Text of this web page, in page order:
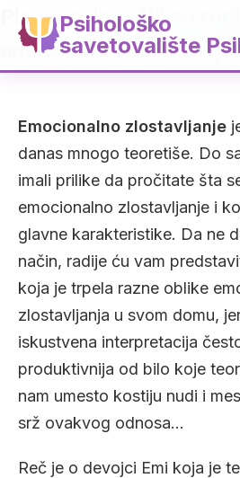
Psihološko
savetovalište
Pismo svima čiji su
emocionalni
Emocionalno zlostavljanje
danas mnogo teoretiše. Do
imali prilike da pročitate šta
emocionalno zlostavljanje i
glavne karakteristike. Da ne
način, radije ću vam
koja je trpela razne oblike
zlostavljanja u svom domu,
iskustvena interpretacija
produktivnija od bilo koje
nam umesto kostiju nudi i
srž ovakvog odnosa…
Reč je o devojci Emi koja je